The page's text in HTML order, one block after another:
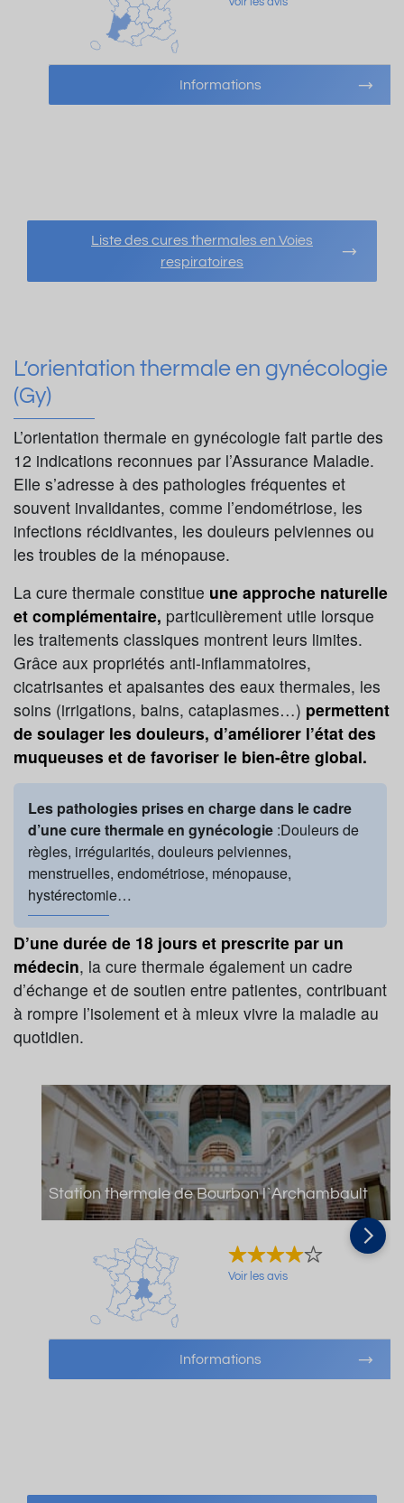
Voir les avis
Informations
Liste des cures thermales en Voies
respiratoires
L’orientation thermale en gynécologie
(Gy)
L’orientation thermale en gynécologie fait partie des
12 indications reconnues par l’Assurance Maladie.
Elle s’adresse à des pathologies fréquentes et
souvent invalidantes, comme l’endométriose, les
infections récidivantes, les douleurs pelviennes ou
les troubles de la ménopause.
La cure thermale constitue une approche naturelle
et complémentaire, particulièrement utile lorsque
les traitements classiques montrent leurs limites.
Grâce aux propriétés anti-inflammatoires,
cicatrisantes et apaisantes des eaux thermales, les
soins (irrigations, bains, cataplasmes…) permettent
de soulager les douleurs, d’améliorer l’état des
muqueuses et de favoriser le bien-être global.
Les pathologies prises en charge dans le cadre
d’une cure thermale en gynécologie :Douleurs de
règles, irrégularités, douleurs pelviennes,
menstruelles, endométriose, ménopause,
hystérectomie…
D’une durée de 18 jours et prescrite par un
médecin, la cure thermale également un cadre
d’échange et de soutien entre patientes, contribuant
à rompre l’isolement et à mieux vivre la maladie au
quotidien.
Station thermale de Bourbon l`Archambault
Voir les avis
Informations